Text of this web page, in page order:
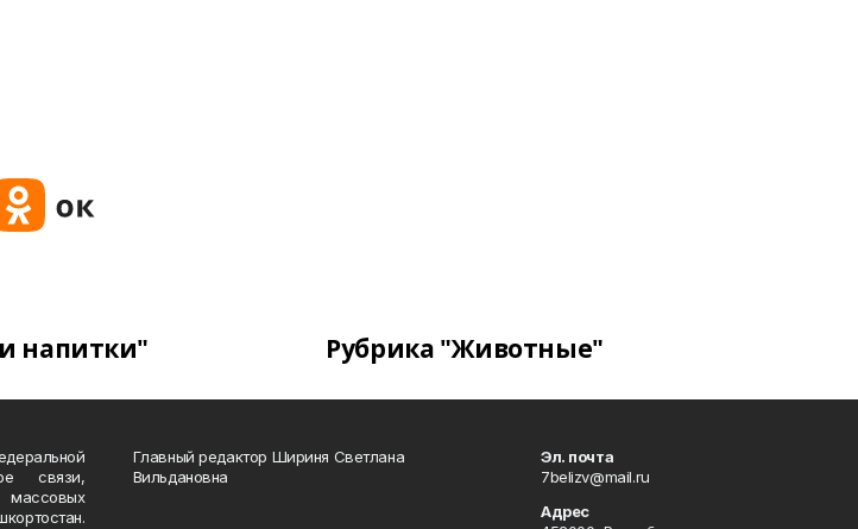
напитки" Рубрика "Животные"
связи,
Главный редактор Шириня Светлана
Вильдановна
Эл. почта
7belizv@mail.ru
Адрес